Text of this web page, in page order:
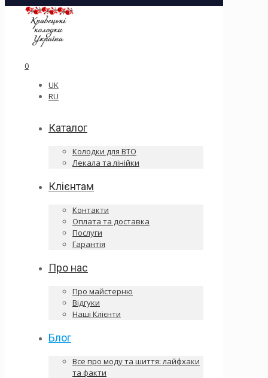
0
UK
RU
Каталог
Колодки для ВТО
Лекала та лінійки
Клієнтам
Контакти
Оплата та доставка
Послуги
Гарантія
Про нас
Про майстерню
Відгуки
Наші Клієнти
Блог
Все про моду та шиття: лайфхаки
та факти